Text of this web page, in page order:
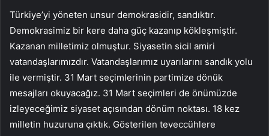
Türkiye’yi yöneten unsur demokrasidir, sandıktır.
Demokrasimiz bir kere daha güç kazanıp kökleşmiştir.
Kazanan milletimiz olmuştur. Siyasetin sicil amiri
vatandaşlarımızdır. Vatandaşlarımız uyarılarını sandık yolu
ile vermiştir. 31 Mart seçimlerinin partimize dönük
mesajları okuyacağız. 31 Mart seçimleri de önümüzde
izleyeceğimiz siyaset açısından dönüm noktası. 18 kez
milletin huzuruna çıktık. Gösterilen teveccühlere